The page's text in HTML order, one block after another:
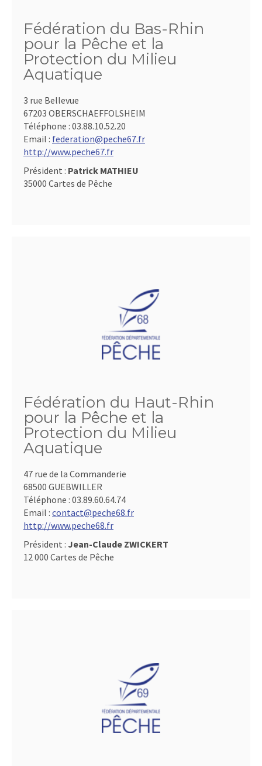
Fédération du Bas-Rhin
pour la Pêche et la
Protection du Milieu
Aquatique
3 rue Bellevue
67203 OBERSCHAEFFOLSHEIM
Téléphone : 03.88.10.52.20
Email : federation@peche67.fr
http://www.peche67.fr
Président : Patrick MATHIEU
35000 Cartes de Pêche
Fédération du Haut-Rhin
pour la Pêche et la
Protection du Milieu
Aquatique
47 rue de la Commanderie
68500 GUEBWILLER
Téléphone : 03.89.60.64.74
Email : contact@peche68.fr
http://www.peche68.fr
Président : Jean-Claude ZWICKERT
12 000 Cartes de Pêche